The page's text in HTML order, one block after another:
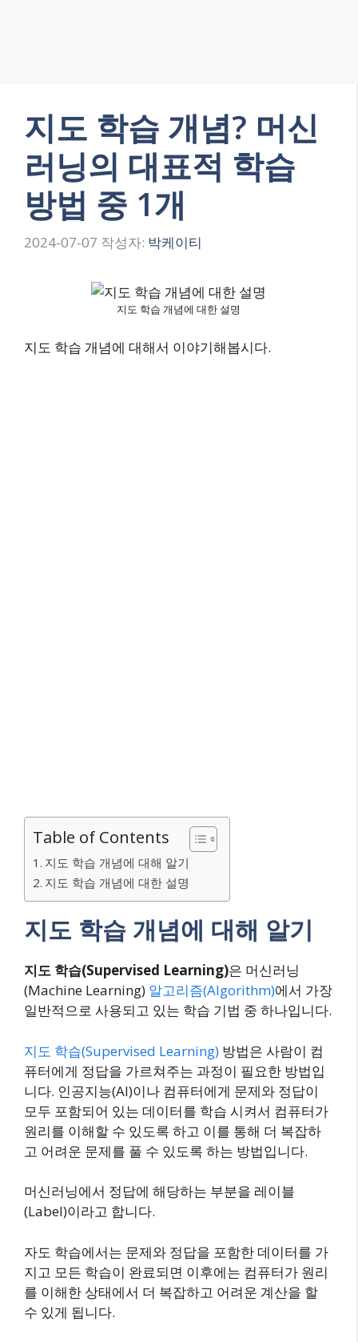
지도 학습 개념? 머신
러닝의 대표적 학습
방법 중 1개
2024-07-07 작성자: 박케이티
지도 학습 개념에 대한 설명
지도 학습 개념에 대해서 이야기해봅시다.
Table of Contents
지도 학습 개념에 대해 알기
지도 학습 개념에 대한 설명
지도 학습 개념에 대해 알기
지도 학습(Supervised Learning)은 머신러닝
(Machine Learning) 알고리즘(Algorithm)에서 가장
일반적으로 사용되고 있는 학습 기법 중 하나입니다.
지도 학습(Supervised Learning) 방법은 사람이 컴
퓨터에게 정답을 가르쳐주는 과정이 필요한 방법입
니다. 인공지능(AI)이나 컴퓨터에게 문제와 정답이
모두 포함되어 있는 데이터를 학습 시켜서 컴퓨터가
원리를 이해할 수 있도록 하고 이를 통해 더 복잡하
고 어려운 문제를 풀 수 있도록 하는 방법입니다.
머신러닝에서 정답에 해당하는 부분을 레이블
(Label)이라고 합니다.
자도 학습에서는 문제와 정답을 포함한 데이터를 가
지고 모든 학습이 완료되면 이후에는 컴퓨터가 원리
를 이해한 상태에서 더 복잡하고 어려운 계산을 할
수 있게 됩니다.